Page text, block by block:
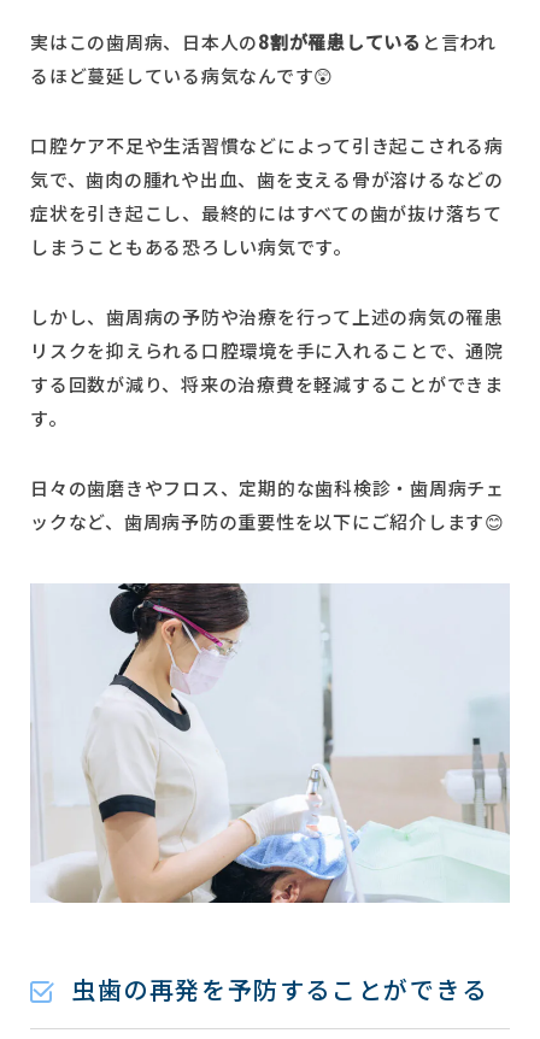
実はこの歯周病、日本人の8割が罹患している と言われ
るほど蔓延している病気なんです😲
口腔ケア不足や生活習慣などによって引き起こされる病
気で、歯肉の腫れや出血、歯を支える骨が溶けるなどの
症状を引き起こし、最終的にはすべての歯が抜け落ちて
しまうこともある恐ろしい病気です。
しかし、歯周病の予防や治療を行って上述の病気の罹患
リスクを抑えられる口腔環境を手に入れることで、通院
する回数が減り、将来の治療費を軽減することができま
す。
日々の歯磨きやフロス、定期的な歯科検診・歯周病チェ
ックなど、歯周病予防の重要性を以下にご紹介します😊
虫歯の再発を予防することができる